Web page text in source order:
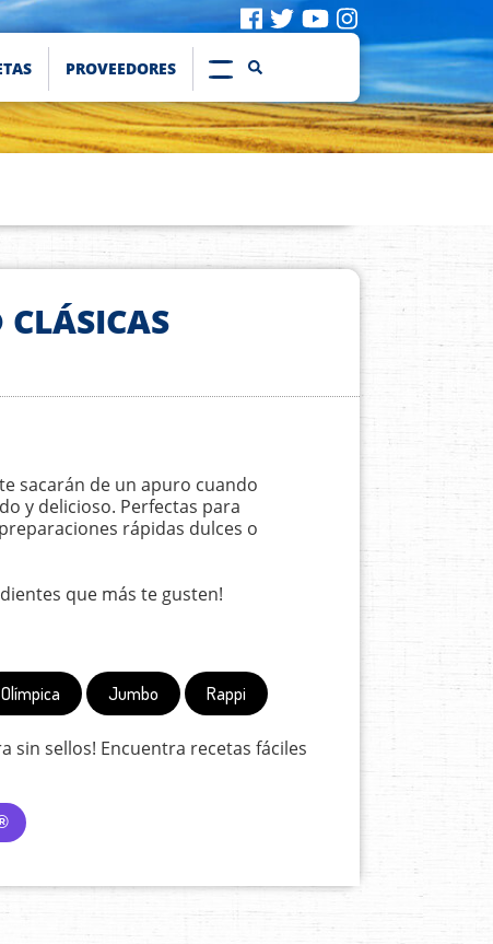
PROVEEDORES
sacarán de un apuro cuando
y delicioso. Perfectas para
rápidas dulces o
que más te gusten!
Olímpica Jumbo Rappi
sin sellos! Encuentra recetas fáciles